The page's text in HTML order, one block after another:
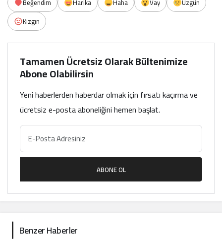
Kızgın
Tamamen Ücretsiz Olarak Bültenimize
Abone Olabilirsin
Yeni haberlerden haberdar olmak için fırsatı kaçırma ve
ücretsiz e-posta aboneliğini hemen başlat.
ABONE OL
Benzer Haberler